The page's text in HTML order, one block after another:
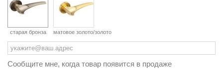
старая бронза матовое золото/золото
Сообщите мне, когда товар появится в продаже